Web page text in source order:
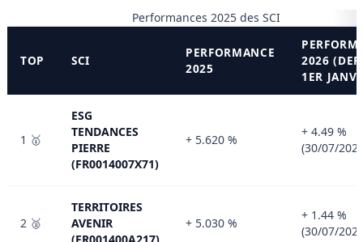
Performances 2025 des SCI
TOP SCI
PERFORMANCE
2025
2026
1ER
1 🥇
ESG
TENDANCES
PIERRE
(FR0014007X71)
+ 5.620 %
+ 4.49 %
(30/07/
2 🥈
TERRITOIRES
AVENIR
+ 5.030 %
+ 1.44 %
(30/07/